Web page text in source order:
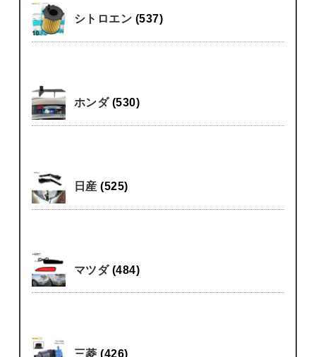
シトロエン (537)
ホンダ (530)
日産(525)
マツダ (484)
三菱(426)